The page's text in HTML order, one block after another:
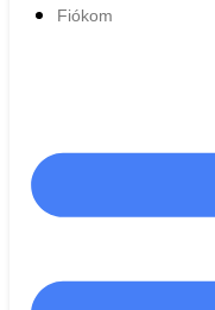
Fiókom